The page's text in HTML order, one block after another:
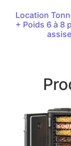
Location
+ Poids 6 à 8